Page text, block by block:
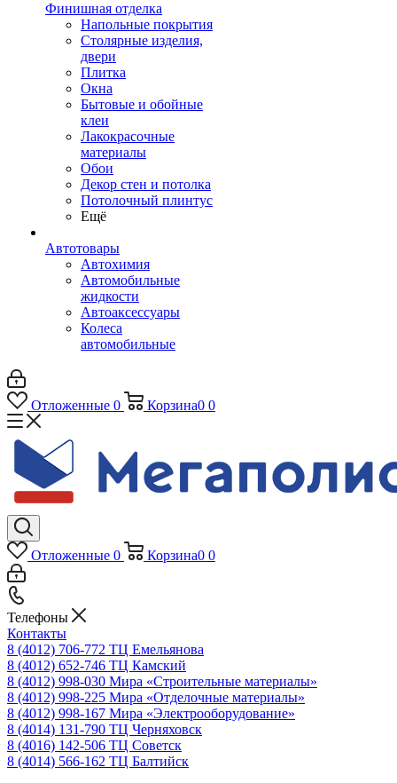
Финишная отделка
Напольные покрытия
Столярные изделия,
двери
Плитка
Окна
Бытовые и обойные
клеи
Лакокрасочные
материалы
Обои
Декор стен и потолка
Потолочный плинтус
Ещё
Автотовары
Автохимия
Автомобильные
жидкости
Автоаксессуары
Колеса
автомобильные
Отложенные 0 Корзина0 0
Отложенные 0 Корзина0 0
Телефоны
Контакты
8 (4012) 706-772 ТЦ Емельянова
8 (4012) 652-746 ТЦ Камский
8 (4012) 998-030 Мира «Строительные материалы»
8 (4012) 998-225 Мира «Отделочные материалы»
8 (4012) 998-167 Мира «Электрооборудование»
8 (4014) 131-790 ТЦ Черняховск
8 (4016) 142-506 ТЦ Советск
8 (4014) 566-162 ТЦ Балтийск